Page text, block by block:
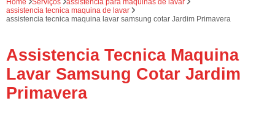
Home Serviços
assistência para máquinas de lavar
assistencia tecnica maquina de lavar
assistencia tecnica maquina lavar samsung cotar Jardim Primavera
Assistencia Tecnica Maquina
Lavar Samsung Cotar Jardim
Primavera